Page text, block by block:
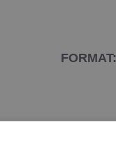
FORMAT: